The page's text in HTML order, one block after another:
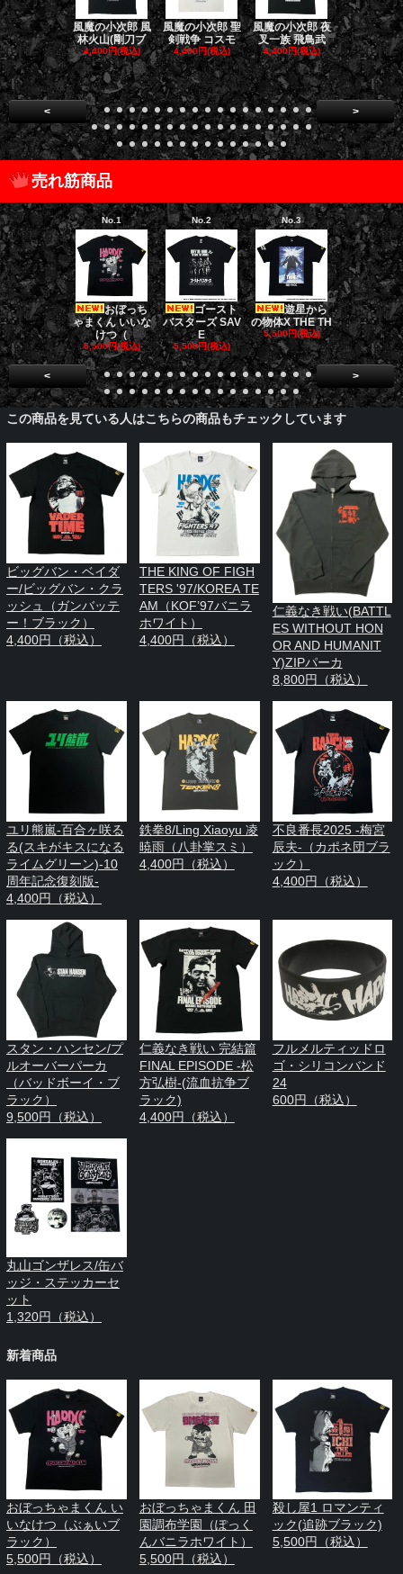
風魔の小次郎 風
林火山(剛刀ブ
4,400円(税込)
風魔の小次郎 聖
剣戦争 コスモ
4,400円(税込)
風魔の小次郎 夜
叉一族 飛鳥武
4,400円(税込)
風魔の小次
魔一族 竜
4,400円(税
< >
売れ筋商品
No.1
おぼっち
ゃまくん いいな
けつ（
5,500円(税込)
No.2
ゴースト
バスターズ SAV
E
5,500円(税込)
No.3
遊星から
の物体X THE TH
5,500円(税込)
No.4
ゴー
バスターズ
ージャ
5,500円(税
< >
この商品を見ている人はこちらの商品もチェックしています
ビッグバン・ベイダ
ー/ビッグバン・クラ
ッシュ（ガンバッテ
ー！ブラック）
4,400円（税込）
THE KING OF FIGH
TERS '97/KOREA TE
AM（KOF’97バニラ
ホワイト）
4,400円（税込）
仁義なき戦い(BATTL
ES WITHOUT HON
OR AND HUMANIT
Y)ZIPパーカ
8,800円（税込）
ユリ熊嵐-百合ヶ咲る
る(スキがキスになる
ライムグリーン)-10
周年記念復刻版-
4,400円（税込）
鉄拳8/Ling Xiaoyu 凌
暁雨（八卦掌スミ）
4,400円（税込）
不良番長2025 -梅宮
辰夫-（カポネ団ブラ
ック）
4,400円（税込）
スタン・ハンセン/プ
ルオーバーパーカ
（バッドボーイ・ブ
ラック）
9,500円（税込）
仁義なき戦い 完結篇
FINAL EPISODE -松
方弘樹-(流血抗争ブ
ラック)
4,400円（税込）
フルメルティッドロ
ゴ・シリコンバンド
24
600円（税込）
丸山ゴンザレス/缶バ
ッジ・ステッカーセ
ット
1,320円（税込）
新着商品
おぼっちゃまくん い
いなけつ（ぶぁいブ
ラック）
5,500円（税込）
おぼっちゃまくん 田
園調布学園（ぽっく
んバニラホワイト）
5,500円（税込）
殺し屋1 ロマンティ
ック(追跡ブラック)
5,500円（税込）